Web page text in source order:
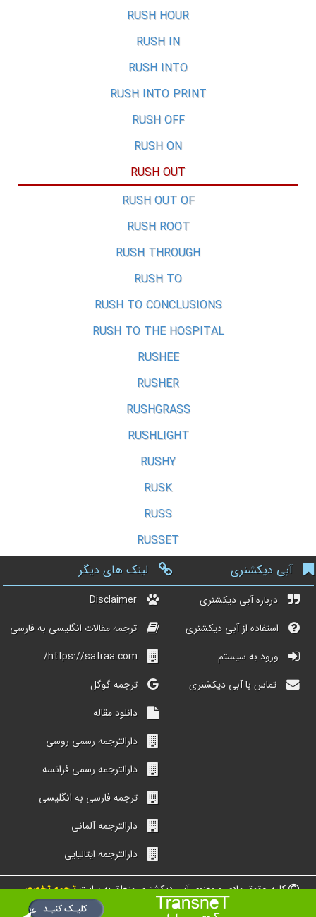
RUSH HOUR
RUSH IN
RUSH INTO
RUSH INTO PRINT
RUSH OFF
RUSH ON
RUSH OUT
RUSH OUT OF
RUSH ROOT
RUSH THROUGH
RUSH TO
RUSH TO CONCLUSIONS
RUSH TO THE HOSPITAL
RUSHEE
RUSHER
RUSHGRASS
RUSHLIGHT
RUSHY
RUSK
RUSS
RUSSET
آبی دیکشنری
درباره آبی دیکشنری
استفاده از آبی دیکشنری
ورود به سیستم
تماس با آبی دیکشنری
لینک های دیگر
Disclaimer
ترجمه مقالات انگلیسی به فارسی
https://satraa.com/
ترجمه گوگل
دانلود مقاله
دارالترجمه رسمی روسی
دارالترجمه رسمی فرانسه
ترجمه فارسی به انگلیسی
دارالترجمه آلمانی
دارالترجمه ایتالیایی
کلیه حقوق مادی و معنوی آبی دیکشنری متعلق به سایتترجمه تخصصی
شبکه مترجمین ایران است.